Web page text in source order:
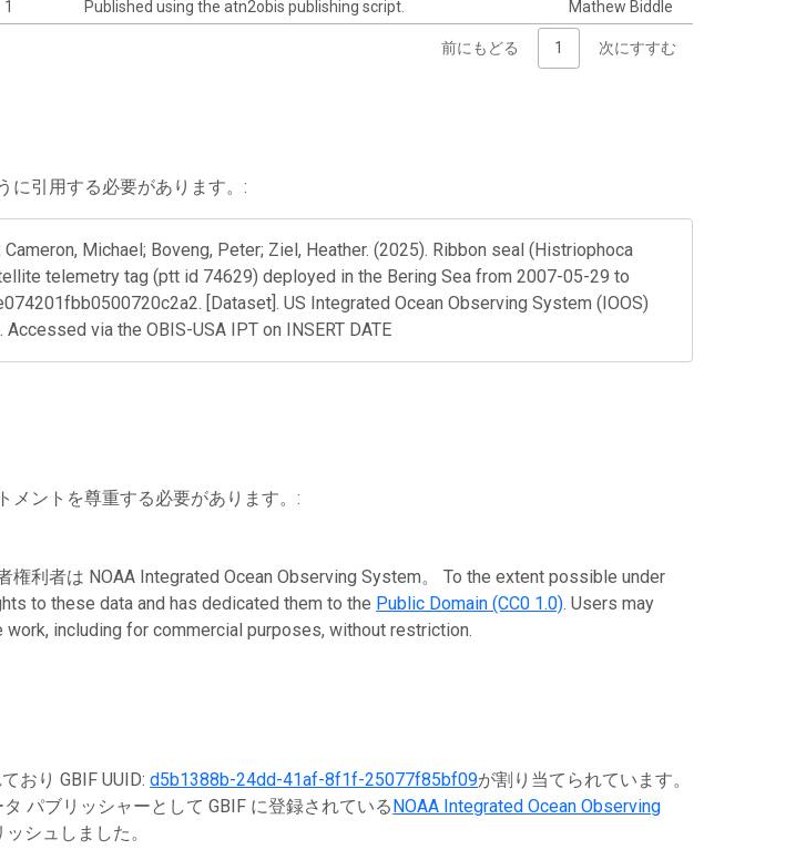
1 Published using the atn2obis publishing script. Mathew Biddle
前にもどる 1 次にすすむ
に引用する必要があります。:
Michael; Boveng, Peter; Ziel, Heather. (2025). Ribbon seal (Histriophoca
telemetry tag (ptt id 74629) deployed in the Bering Sea from 2007-05-29 to
[Dataset]. US Integrated Ocean Observing System (IOOS)
via the OBIS-USA IPT on INSERT DATE
メントを尊重する必要があります。:
利者は NOAA Integrated Ocean Observing System。 To the extent possible under
to these data and has dedicated them to the Public Domain (CC0 1.0). Users may
including for commercial purposes, without restriction.
おり GBIF UUID:d5b1388b-24dd-41af-8f1f-25077f85bf09が割り当てられています。
パブリッシャーとして GBIF に登録されている NOAA Integrated Ocean Observing
シュしました。